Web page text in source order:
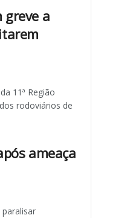
greve a
11ª Região
rodoviários de
ameaça